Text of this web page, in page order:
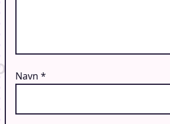
Navn *